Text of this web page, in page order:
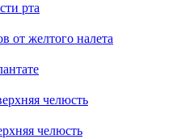
рта
от желтого налета
челюсть
челюсть